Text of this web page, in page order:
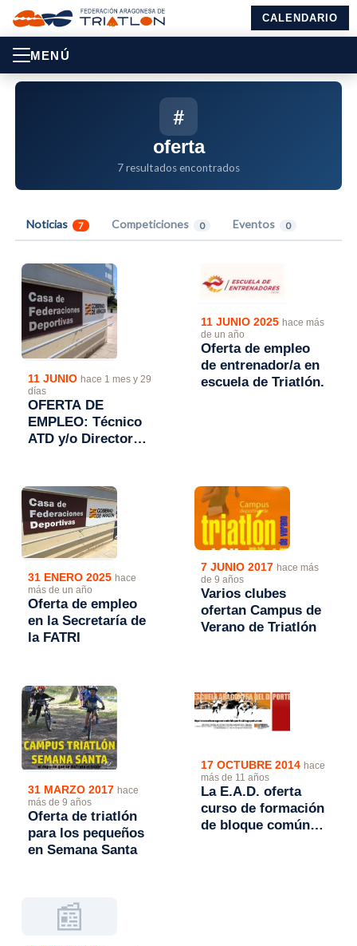
CALENDARIO
MENÚ
#
oferta
7 resultados encontrados
Noticias 7 Competiciones 0 Eventos 0
11 JUNIO hace 1 mes y 29
días
OFERTA DE
EMPLEO: Técnico
ATD y/o Director
11 JUNIO 2025 hace más
de un año
Oferta de empleo
de entrenador/a en
escuela de Triatlón.
31 ENERO 2025 hace
más de un año
Oferta de empleo
en la Secretaría de
la FATRI
7 JUNIO 2017 hace más
de 9 años
Varios clubes
ofertan Campus de
Verano de Triatlón
31 MARZO 2017 hace
más de 9 años
Oferta de triatlón
para los pequeños
en Semana Santa
17 OCTUBRE 2014 hace
más de 11 años
La E.A.D. oferta
curso de formación
de bloque común
📰